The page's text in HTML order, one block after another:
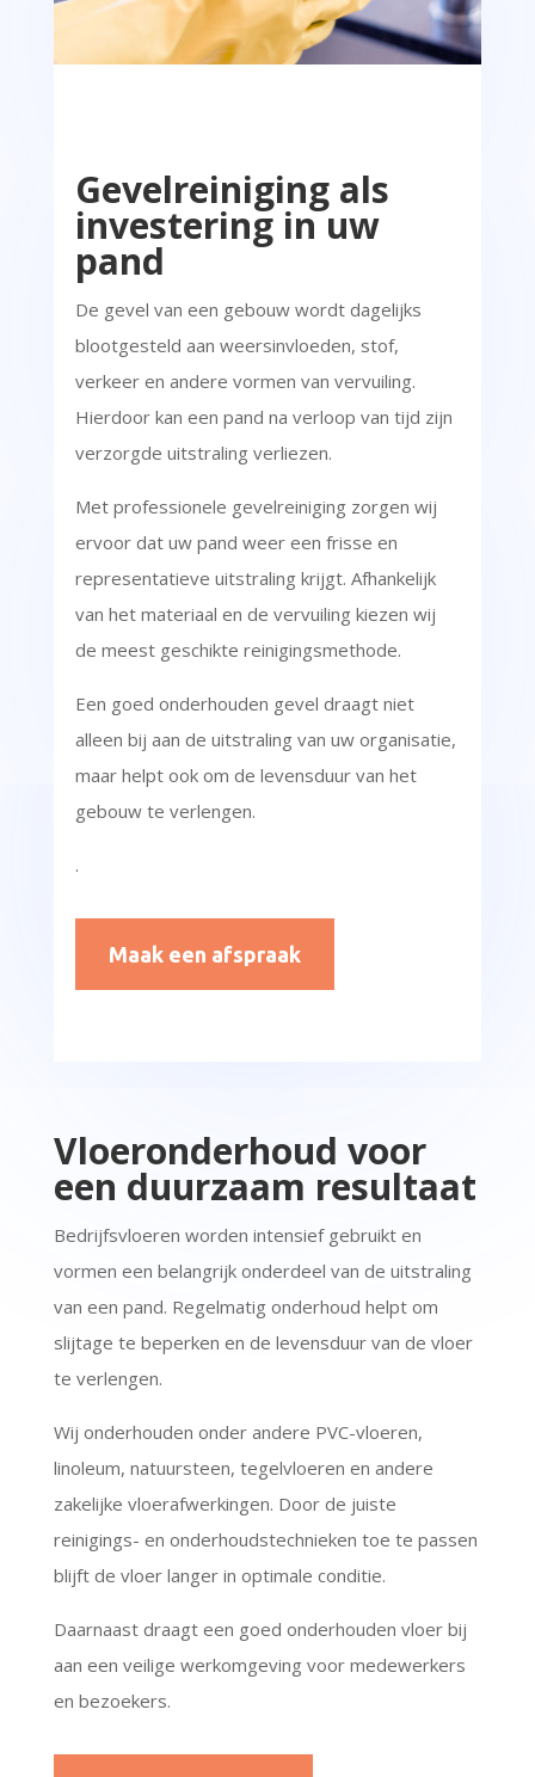
Gevelreiniging als
investering in uw
pand
De gevel van een gebouw wordt dagelijks
blootgesteld aan weersinvloeden, stof,
verkeer en andere vormen van vervuiling.
Hierdoor kan een pand na verloop van tijd zijn
verzorgde uitstraling verliezen.
Met professionele gevelreiniging zorgen wij
ervoor dat uw pand weer een frisse en
representatieve uitstraling krijgt. Afhankelijk
van het materiaal en de vervuiling kiezen wij
de meest geschikte reinigingsmethode.
Een goed onderhouden gevel draagt niet
alleen bij aan de uitstraling van uw organisatie,
maar helpt ook om de levensduur van het
gebouw te verlengen.
.
Maak een afspraak
Vloeronderhoud voor
een duurzaam resultaat
Bedrijfsvloeren worden intensief gebruikt en
vormen een belangrijk onderdeel van de uitstraling
van een pand. Regelmatig onderhoud helpt om
slijtage te beperken en de levensduur van de vloer
te verlengen.
Wij onderhouden onder andere PVC-vloeren,
linoleum, natuursteen, tegelvloeren en andere
zakelijke vloerafwerkingen. Door de juiste
reinigings- en onderhoudstechnieken toe te passen
blijft de vloer langer in optimale conditie.
Daarnaast draagt een goed onderhouden vloer bij
aan een veilige werkomgeving voor medewerkers
en bezoekers.